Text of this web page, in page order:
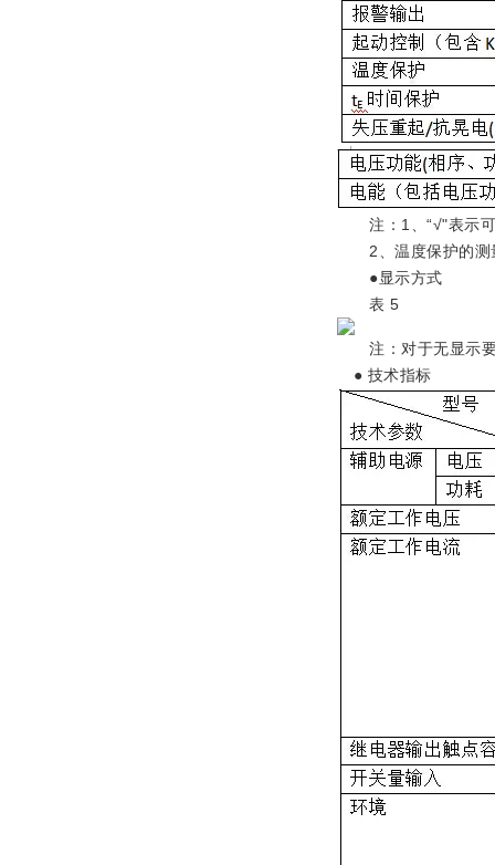
注：1、“√"表示可
2、温度保护的测
●显示方式
表 5
注：对于无显示要
● 技术指标